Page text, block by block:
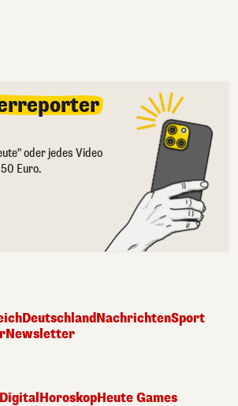
oder jedes Video
Euro.
DeutschlandNachrichtenSport
Newsletter
Digital HoroskopHeute Games